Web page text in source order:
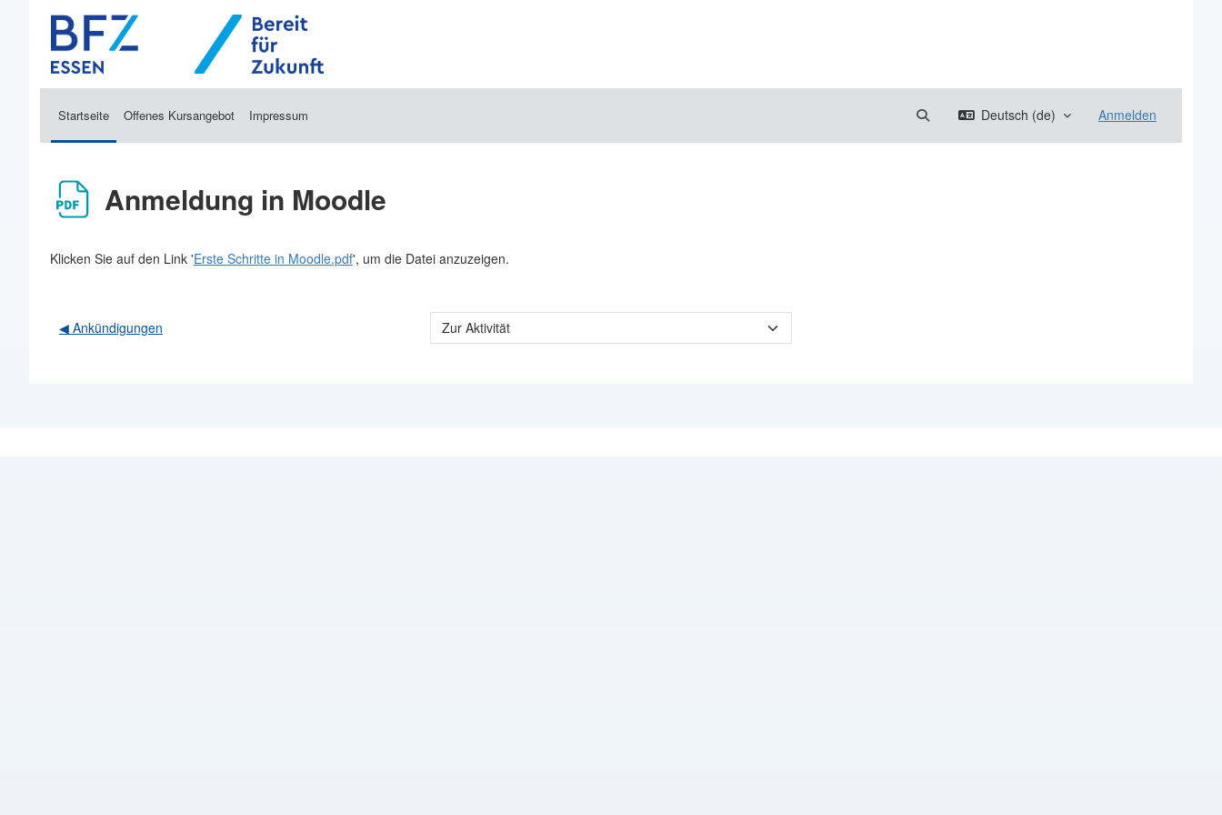
Startseite Offenes Kursangebot Impressum Sucheingabe umschalten
Deutsch ‎(de)‎ Anmelden
Anmeldung in Moodle
Klicken Sie auf den Link 'Erste Schritte in Moodle.pdf', um die Datei anzuzeigen.
◀︎ Ankündigungen Zur Aktivität